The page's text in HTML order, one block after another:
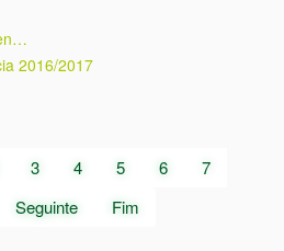
2016/2017
3 4 5 6
7
Seguinte Fim